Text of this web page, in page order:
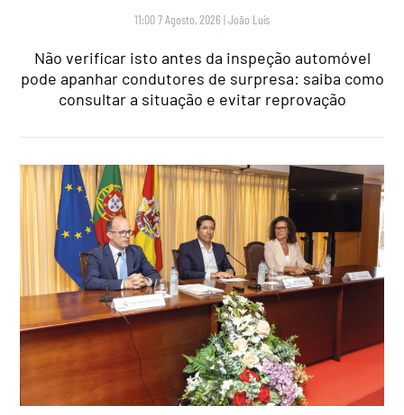
11:00 7 Agosto, 2026 |João Luís
Não verificar isto antes da inspeção automóvel
pode apanhar condutores de surpresa: saiba como
consultar a situação e evitar reprovação